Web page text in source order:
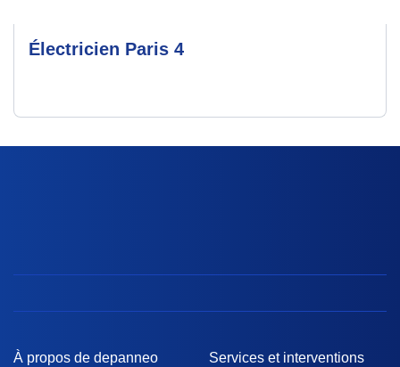
Électricien Paris 4
À propos de depanneo
Services et interventions